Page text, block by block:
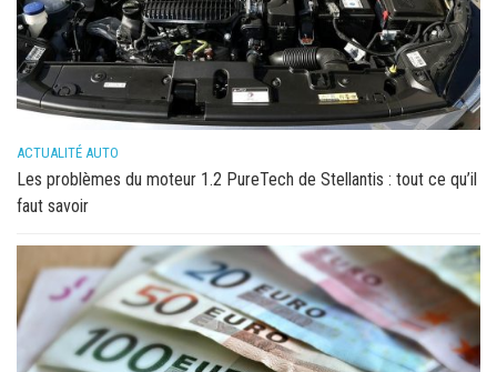
ACTUALITÉ AUTO
Les problèmes du moteur 1.2 PureTech de Stellantis : tout ce qu’il
faut savoir